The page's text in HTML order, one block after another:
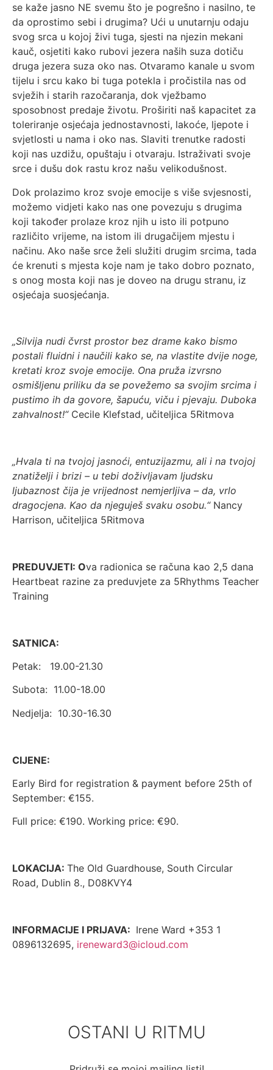
se kaže jasno NE svemu što je pogrešno i nasilno, te
da oprostimo sebi i drugima? Ući u unutarnju odaju
svog srca u kojoj živi tuga, sjesti na njezin mekani
kauč, osjetiti kako rubovi jezera naših suza dotiču
druga jezera suza oko nas. Otvaramo kanale u svom
tijelu i srcu kako bi tuga potekla i pročistila nas od
svježih i starih razočaranja, dok vježbamo
sposobnost predaje životu. Proširiti naš kapacitet za
toleriranje osjećaja jednostavnosti, lakoće, ljepote i
svjetlosti u nama i oko nas. Slaviti trenutke radosti
koji nas uzdižu, opuštaju i otvaraju. Istraživati svoje
srce i dušu dok rastu kroz našu velikodušnost.
Dok prolazimo kroz svoje emocije s više svjesnosti,
možemo vidjeti kako nas one povezuju s drugima
koji također prolaze kroz njih u isto ili potpuno
različito vrijeme, na istom ili drugačijem mjestu i
načinu. Ako naše srce želi služiti drugim srcima, tada
će krenuti s mjesta koje nam je tako dobro poznato,
s onog mosta koji nas je doveo na drugu stranu, iz
osjećaja suosjećanja.
„Silvija nudi čvrst prostor bez drame kako bismo
postali fluidni i naučili kako se, na vlastite dvije noge,
kretati kroz svoje emocije. Ona pruža izvrsno
osmišljenu priliku da se povežemo sa svojim srcima i
pustimo ih da govore, šapuću, viču i pjevaju. Duboka
zahvalnost!“Cecile Klefstad, učiteljica 5Ritmova
„Hvala ti na tvojoj jasnoći, entuzijazmu, ali i na tvojoj
znatiželji i brizi – u tebi doživljavam ljudsku
ljubaznost čija je vrijednost nemjerljiva – da, vrlo
dragocjena. Kao da njeguješ svaku osobu.“Nancy
Harrison, učiteljica 5Ritmova
PREDUVJETI: Ova radionica se računa kao 2,5 dana
Heartbeat razine za preduvjete za 5Rhythms Teacher
Training
SATNICA:
Petak: 19.00-21.30
Subota: 11.00-18.00
Nedjelja: 10.30-16.30
CIJENE:
Early Bird for registration & payment before 25th of
September: €155.
Full price: €190. Working price: €90.
LOKACIJA: The Old Guardhouse, South Circular
Road, Dublin 8., D08KVY4
INFORMACIJE I PRIJAVA: Irene Ward +353 1
0896132695, ireneward3@icloud.com
OSTANI U RITMU